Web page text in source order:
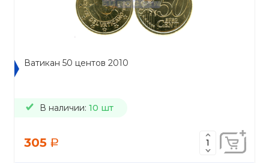
Ватикан 50 центов 2010
В наличии: 10 шт
305 a